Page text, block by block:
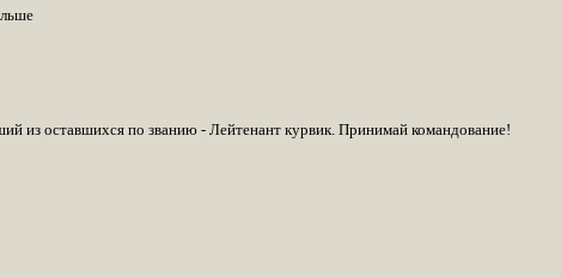
из оставшихся по званию - Лейтенант курвик. Принимай командование!